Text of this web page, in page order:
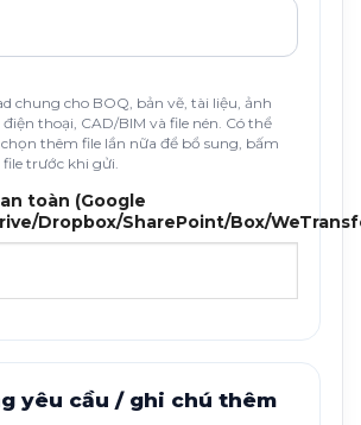
chung cho BOQ, bản vẽ, tài liệu, ảnh
thoại, CAD/BIM và file nén. Có thể
thêm file lần nữa để bổ sung, bấm
trước khi gửi.
toàn (Google
Dropbox/SharePoint/Box/
yêu cầu / ghi chú thêm